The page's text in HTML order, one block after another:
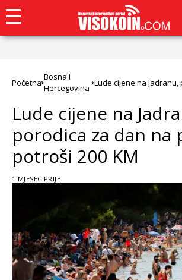
Početna
Bosna i
Hercegovina
Lude cijene na
Lude cijene na
porodica za dan na
potroši 200 KM
1 MJESEC PRIJE